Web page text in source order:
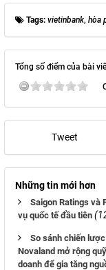
Tags: vietinbank, hòa
Tổng số điểm của bài
Tweet
Những tin mới hơn
Saigon Ratings và
vụ quốc tế đầu tiên
So sánh chiến
Novaland mở rộng
doanh để gia tăng